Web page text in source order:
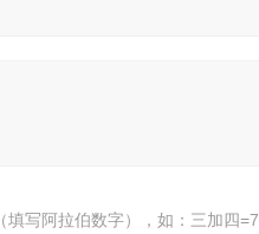
填写阿拉伯数字），如：三加四=7